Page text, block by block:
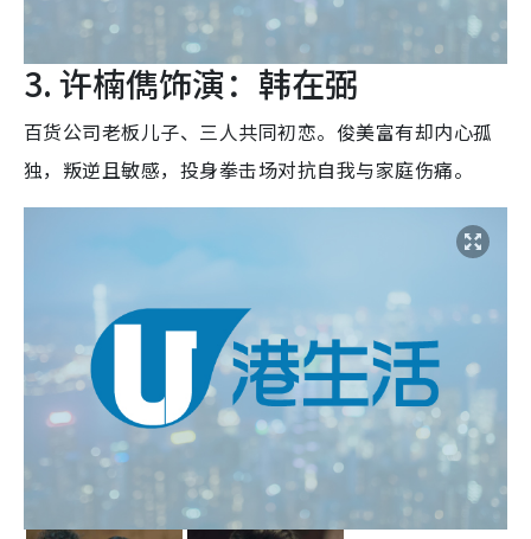
3. 许楠儁饰演：韩在弼
百货公司老板儿子、三人共同初恋。俊美富有却内心孤
独，叛逆且敏感，投身拳击场对抗自我与家庭伤痛。